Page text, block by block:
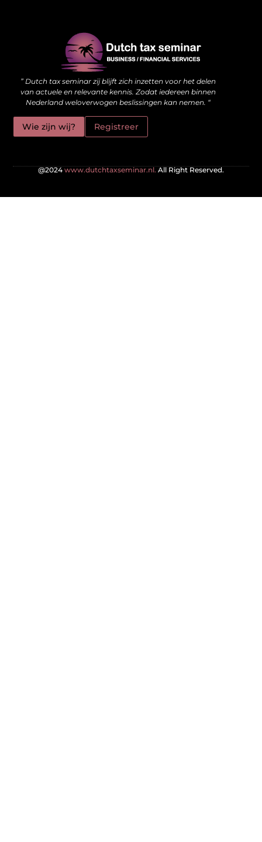
” Dutch tax seminar zij blijft zich inzetten voor het delen
van actuele en relevante kennis. Zodat iedereen binnen
Nederland weloverwogen beslissingen kan nemen. “
Wie zijn wij? Registreer
@2024www.dutchtaxseminar.nl.All Right Reserved.